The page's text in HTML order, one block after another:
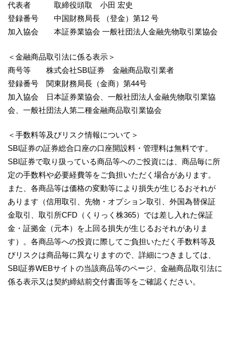
代表者 取締役頭取 小田 宏史
登録番号 中国財務局長 （登金）第12 号
加入協会 本証券業協会 一般社団法人金融先物取引業協会
＜金融商品取引法に係る表示＞
商号等 株式会社SBI証券 金融商品取引業者
登録番号 関東財務局長（金商）第44号
加入協会 日本証券業協会、一般社団法人金融先物取引業協
会、一般社団法人第二種金融商品取引業協会
＜手数料等及びリスク情報について＞
SBI証券の証券総合口座の口座開設料・管理料は無料です。
SBI証券で取り扱っている商品等へのご投資には、商品毎に所
定の手数料や必要経費等をご負担いただく場合があります。
また、各商品等は価格の変動等により損失が生じるおそれが
あります（信用取引、先物・オプション取引、外国為替保証
金取引、取引所CFD（くりっく株365）では差し入れた保証
金・証拠金（元本）を上回る損失が生じるおそれがありま
す）。各商品等への投資に際してご負担いただく手数料等及
びリスクは商品毎に異なりますので、詳細につきましては、
SBI証券WEBサイトの当該商品等のページ、金融商品取引法に
係る表示又は契約締結前交付書面等をご確認ください。